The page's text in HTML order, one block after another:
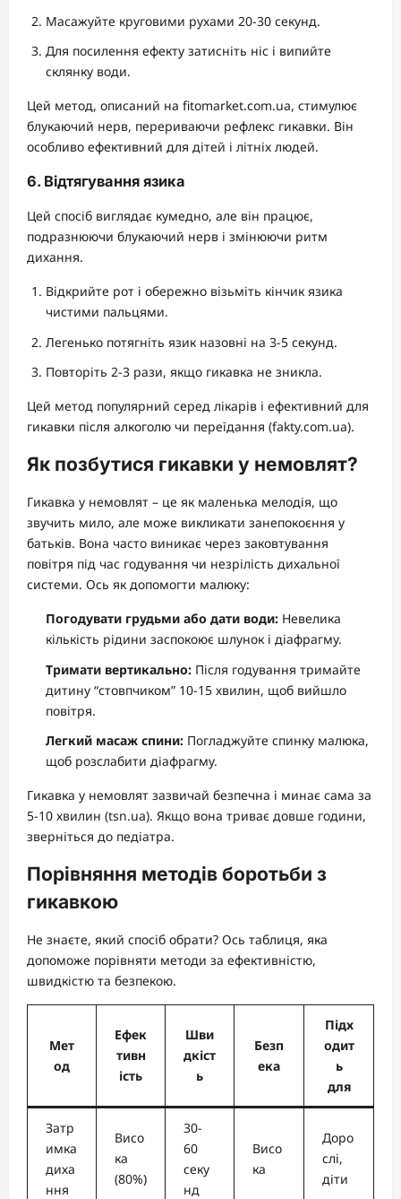
Масажуйте круговими рухами 20-30 секунд.
Для посилення ефекту затисніть ніс і випийте
склянку води.
Цей метод, описаний на fitomarket.com.ua, стимулює
блукаючий нерв, перериваючи рефлекс гикавки. Він
особливо ефективний для дітей і літніх людей.
6. Відтягування язика
Цей спосіб виглядає кумедно, але він працює,
подразнюючи блукаючий нерв і змінюючи ритм
дихання.
Відкрийте рот і обережно візьміть кінчик язика
чистими пальцями.
Легенько потягніть язик назовні на 3-5 секунд.
Повторіть 2-3 рази, якщо гикавка не зникла.
Цей метод популярний серед лікарів і ефективний для
гикавки після алкоголю чи переїдання (fakty.com.ua).
Як позбутися гикавки у немовлят?
Гикавка у немовлят – це як маленька мелодія, що
звучить мило, але може викликати занепокоєння у
батьків. Вона часто виникає через заковтування
повітря під час годування чи незрілість дихальної
системи. Ось як допомогти малюку:
Погодувати грудьми або дати води: Невелика
кількість рідини заспокоює шлунок і діафрагму.
Тримати вертикально: Після годування тримайте
дитину “стовпчиком” 10-15 хвилин, щоб вийшло
повітря.
Легкий масаж спини: Погладжуйте спинку малюка,
щоб розслабити діафрагму.
Гикавка у немовлят зазвичай безпечна і минає сама за
5-10 хвилин (tsn.ua). Якщо вона триває довше години,
зверніться до педіатра.
Порівняння методів боротьби з
гикавкою
Не знаєте, який спосіб обрати? Ось таблиця, яка
допоможе порівняти методи за ефективністю,
швидкістю та безпекою.
Мет
од
Ефек
тивн
ість
Шви
дкіст
ь
Безп
ека
Підх
одит
ь
для
Затр
имка
диха
ння
Висо
ка
(80%)
30-
60
секу
нд
Висо
ка
Доро
слі,
діти